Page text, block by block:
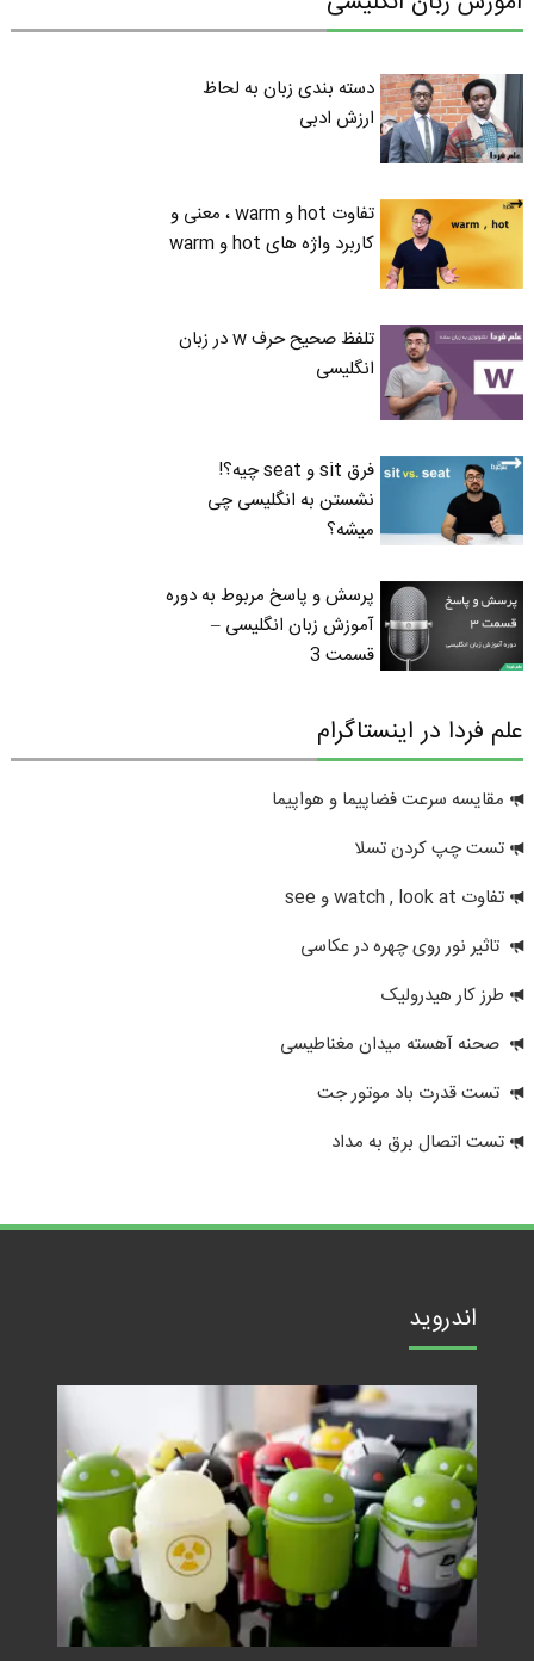
دسته بندی زبان به لحاظ
ارزش ادبی
تفاوت hot و warm ، معنی و
کاربرد واژه های hot و warm
تلفظ صحیح حرف w در زبان
انگلیسی
فرق sit و seat چیه؟!
نشستن به انگلیسی چی
میشه؟
پرسش و پاسخ مربوط به دوره
آموزش زبان انگلیسی –
قسمت 3
علم فردا در اینستاگرام
مقایسه سرعت فضاپیما و هواپیما
تست چپ کردن تسلا
تفاوت watch , look at و see
تاثیر نور روی چهره در عکاسی
طرز کار هیدرولیک
صحنه آهسته میدان مغناطیسی
تست قدرت باد موتور جت
تست اتصال برق به مداد
اندروید